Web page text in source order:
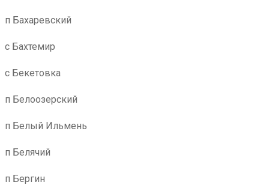
п Бахаревский
с Бахтемир
с Бекетовка
п Белоозерский
п Белый Ильмень
п Белячий
п Бергин